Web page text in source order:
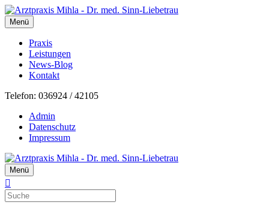
Menü
Praxis
Leistungen
News-Blog
Kontakt
Telefon: 036924 / 42105
Admin
Datenschutz
Impressum
Menü